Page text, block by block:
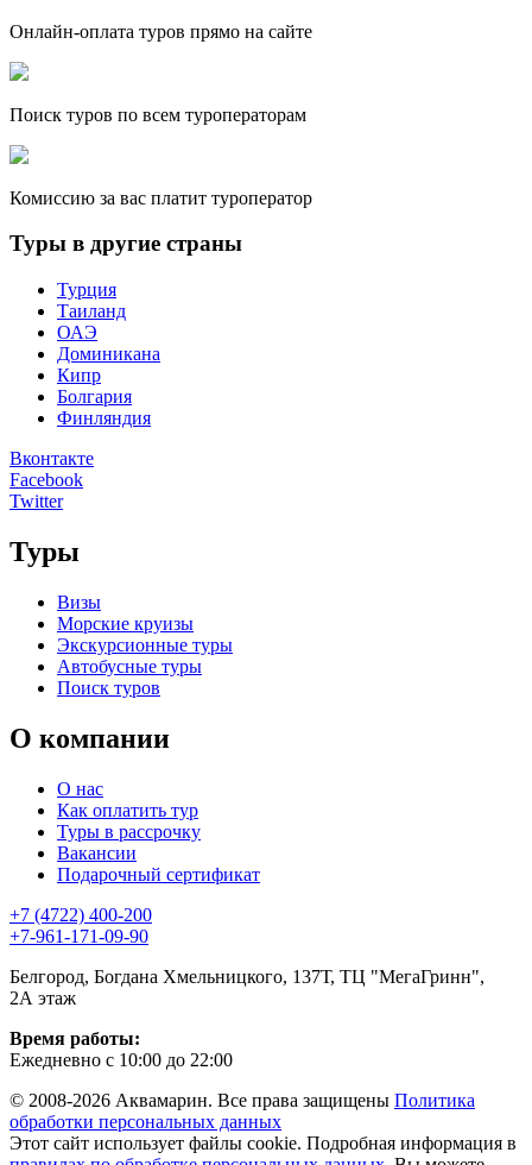
Онлайн-оплата туров прямо на сайте
Поиск туров по всем туроператорам
Комиссию за вас платит туроператор
Туры в другие страны
Турция
Таиланд
ОАЭ
Доминикана
Кипр
Болгария
Финляндия
Вконтакте
Facebook
Twitter
Туры
Визы
Морские круизы
Экскурсионные туры
Автобусные туры
Поиск туров
О компании
О нас
Как оплатить тур
Туры в рассрочку
Вакансии
Подарочный сертификат
+7 (4722) 400-200
+7-961-171-09-90
Белгород, Богдана Хмельницкого, 137Т, ТЦ "МегаГринн",
2А этаж
Время работы:
Ежедневно с 10:00 до 22:00
© 2008-2026 Аквамарин. Все права защищены Политика
обработки персональных данных
Этот сайт использует файлы cookie. Подробная информация в